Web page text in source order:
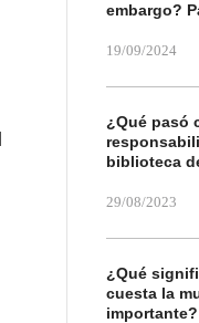
embargo?
19/09/2024
¿Qué pasó
biblioteca
29/08/2023
¿Qué
cuesta la
importante?